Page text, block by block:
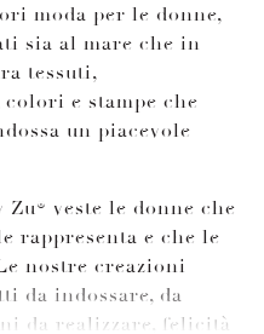
moda per le donne,
sia al mare che in
tessuti,
e stampe che
un piacevole
veste le donne che
rappresenta e che le
nostre creazioni
da indossare, da
da realizzare, felicità